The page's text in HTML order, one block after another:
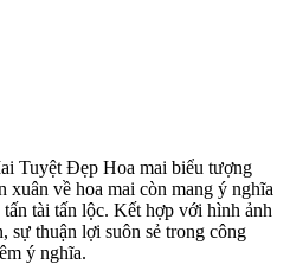
Tuyệt Đẹp Hoa mai biểu tượng
xuân về hoa mai còn mang ý nghĩa
tài tấn lộc. Kết hợp với hình ảnh
sự thuận lợi suôn sẻ trong công
ý nghĩa.